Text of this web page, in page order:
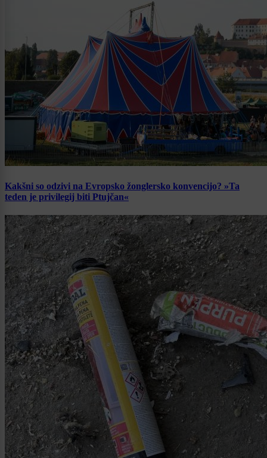
Kakšni so odzivi na Evropsko žonglersko konvencijo? »Ta
teden je privilegij biti Ptujčan«